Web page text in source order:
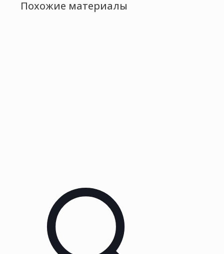
Похожие материалы